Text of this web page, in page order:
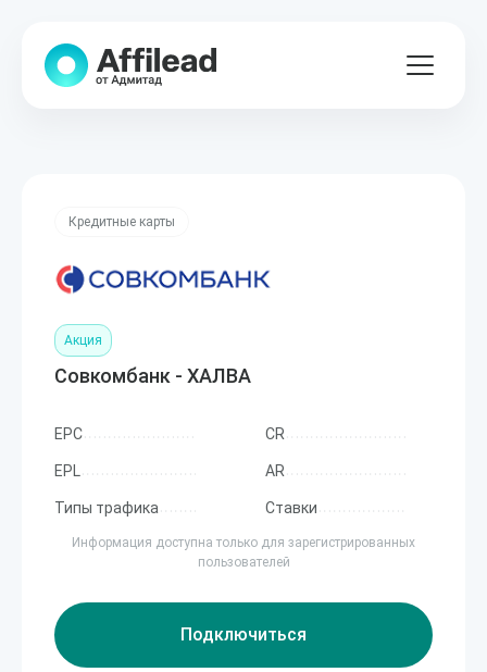
Кредитные карты
Акция
Совкомбанк - ХАЛВА
EPC CR
EPL AR
Типы трафика Ставки
Информация доступна только для зарегистрированных
пользователей
Подключиться